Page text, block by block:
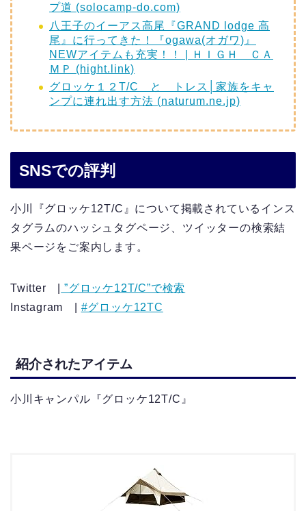
プ道 (solocamp-do.com)
八王子のイーアス高尾『GRAND lodge 高
尾』に行ってきた！『ogawa(オガワ)』
NEWアイテムも充実！！ | ＨＩＧＨ ＣＡ
ＭＰ (hight.link)
グロッケ１２T/C と トレス│家族をキャ
ンプに連れ出す方法 (naturum.ne.jp)
SNSでの評判
小川『グロッケ12T/C』について掲載されているインス
タグラムのハッシュタグページ、ツイッターの検索結
果ページをご案内します。
Twitter |
”グロッケ12T/C”で検索
Instagram | #グロッケ12TC
紹介されたアイテム
小川キャンパル『グロッケ12T/C』